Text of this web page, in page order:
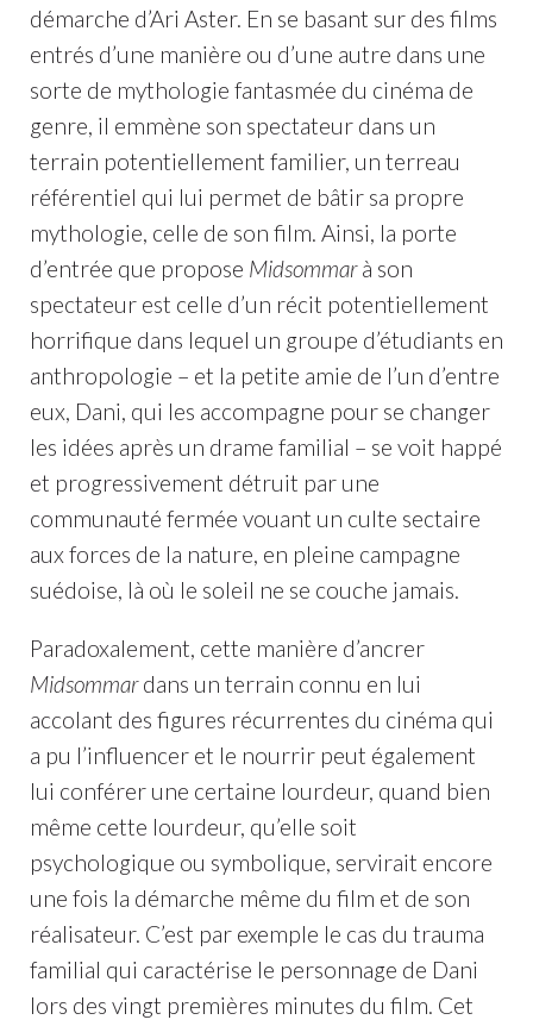
démarche d’Ari Aster. En se basant sur des films
entrés d’une manière ou d’une autre dans une
sorte de mythologie fantasmée du cinéma de
genre, il emmène son spectateur dans un
terrain potentiellement familier, un terreau
référentiel qui lui permet de bâtir sa propre
mythologie, celle de son film. Ainsi, la porte
d’entrée que propose Midsommarà son
spectateur est celle d’un récit potentiellement
horrifique dans lequel un groupe d’étudiants en
anthropologie – et la petite amie de l’un d’entre
eux, Dani, qui les accompagne pour se changer
les idées après un drame familial – se voit happé
et progressivement détruit par une
communauté fermée vouant un culte sectaire
aux forces de la nature, en pleine campagne
suédoise, là où le soleil ne se couche jamais.
Paradoxalement, cette manière d’ancrer
Midsommardans un terrain connu en lui
accolant des figures récurrentes du cinéma qui
a pu l’influencer et le nourrir peut également
lui conférer une certaine lourdeur, quand bien
même cette lourdeur, qu’elle soit
psychologique ou symbolique, servirait encore
une fois la démarche même du film et de son
réalisateur. C’est par exemple le cas du trauma
familial qui caractérise le personnage de Dani
lors des vingt premières minutes du film. Cet